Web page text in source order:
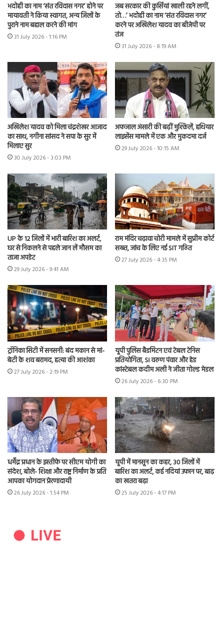
भदोही का नाम ‘संत रविदास नगर’ होने पर
मायावती ने किया स्वागत, अन्य जिलों के
पुराने नाम बहाल करने की मांग
31 July 2026 - 1:16 PM
जब सरकार की कुर्सियां खाली रहने लगीं,
तो…’ भदोही का नाम ‘संत रविदास नगर’
करने पर अखिलेश यादव का बीजेपी पर
तंज
31 July 2026 - 8:19 AM
अखिलेश यादव को मिला चंद्रशेखर आजाद
का साथ, नगीना सांसद ने सपा के सुर में
मिलाए सुर
30 July 2026 - 3:03 PM
अफजाल अंसारी की बढ़ीं मुश्किलें, हथियार
लाइसेंस मामले में एक और मुकदमा दर्ज
29 July 2026 - 10:15 AM
UP के 12 जिलों में भारी बारिश का अलर्ट,
घर से निकलने से पहले जान लें मौसम का
ताजा अपडेट
29 July 2026 - 9:41 AM
राम मंदिर चढ़ावा चोरी मामले में सुप्रीम कोर्ट
सख्त, जांच के लिए नई SIT गठित
27 July 2026 - 4:35 PM
ट्रॉनिका सिटी में सनसनी: बंद मकान से मां-
बेटी के शव बरामद, हत्या की आशंका
27 July 2026 - 2:19 PM
यूपी पुलिस बैडमिंटन एवं टेबल टेनिस
प्रतियोगिता, SI वरुण पंवार और हेड
कांस्टेबल कदीम अली ने जीता गोल्ड मेडल
26 July 2026 - 6:30 PM
धर्मेंद्र प्रधान के इस्तीफे पर सीएम योगी का
संदेश, बोले- शिक्षा और राष्ट्र निर्माण के प्रति
आपका योगदान प्रेरणादायी
26 July 2026 - 1:54 PM
यूपी में मानसून का कहर, 30 जिलों में
बारिश का अलर्ट, कई नदियां उफान पर, बाढ़
का खतरा बढ़ा
25 July 2026 - 4:17 PM